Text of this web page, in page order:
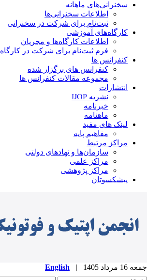
سخنرانی‌های ماهانه
اطلاعات سخنرانی‌‌ها
ثبت‌نام برای شرکت در سخنرانی
کارگاه‌های آموزشی
اطلاعات کارگاه‌ها و مجریان
فرم ثبت‌نام برای شرکت در کارگاه
کنفرانس ها
کنفرانس های برگزار شده
مجموعه مقالات کنفرانس ها
انتشارات
نشریه IJOP
خبرنامه
ماهنامه
لینک های مفید
مفاهیم پایه
مراکز مرتبط
سازمان‌ها و نهادهای دولتی
مراکز علمی
مراکز پژوهشی
پیشکسوتان
جمعه 16 مرداد 1405 |
English